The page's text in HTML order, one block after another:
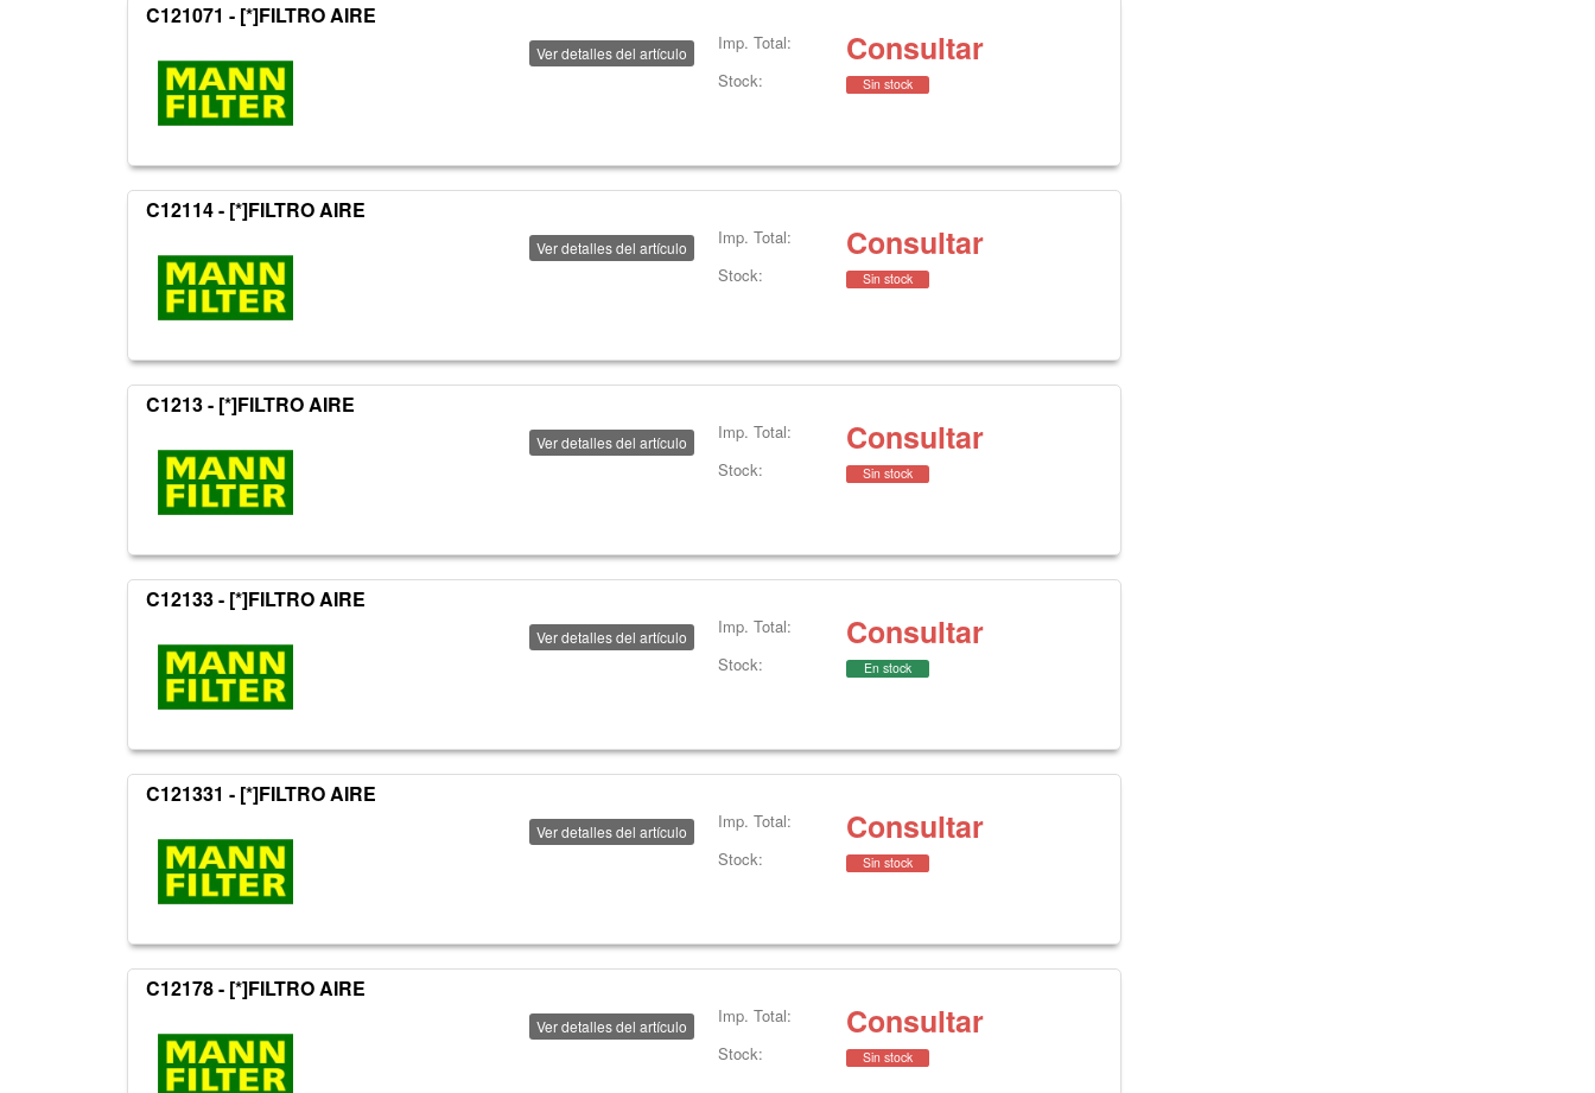
C121071 - [*]FILTRO AIRE
Ver detalles del artículo Imp. Total: Consultar
Stock: Sin stock
C12114 - [*]FILTRO AIRE
Ver detalles del artículo Imp. Total: Consultar
Stock: Sin stock
C1213 - [*]FILTRO AIRE
Ver detalles del artículo Imp. Total: Consultar
Stock: Sin stock
C12133 - [*]FILTRO AIRE
Ver detalles del artículo Imp. Total: Consultar
Stock: En stock
C121331 - [*]FILTRO AIRE
Ver detalles del artículo Imp. Total: Consultar
Stock: Sin stock
C12178 - [*]FILTRO AIRE
Ver detalles del artículo Imp. Total: Consultar
Stock: Sin stock